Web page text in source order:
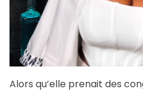
Alors qu’elle prenait des